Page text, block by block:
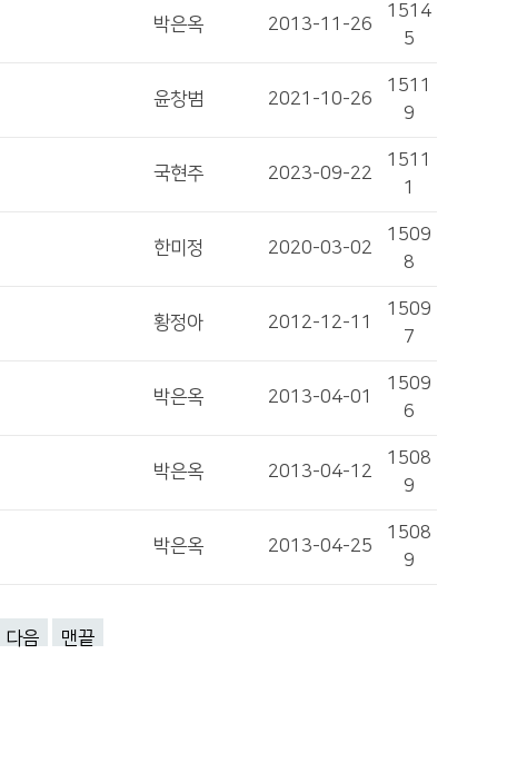
박은옥 2013-11-26
1514
5
윤창범 2021-10-26
1511
9
국현주 2023-09-22
1511
1
한미정 2020-03-02
1509
8
황정아 2012-12-11
1509
7
박은옥 2013-04-01
1509
6
박은옥 2013-04-12
1508
9
박은옥 2013-04-25
1508
9
다음 맨끝